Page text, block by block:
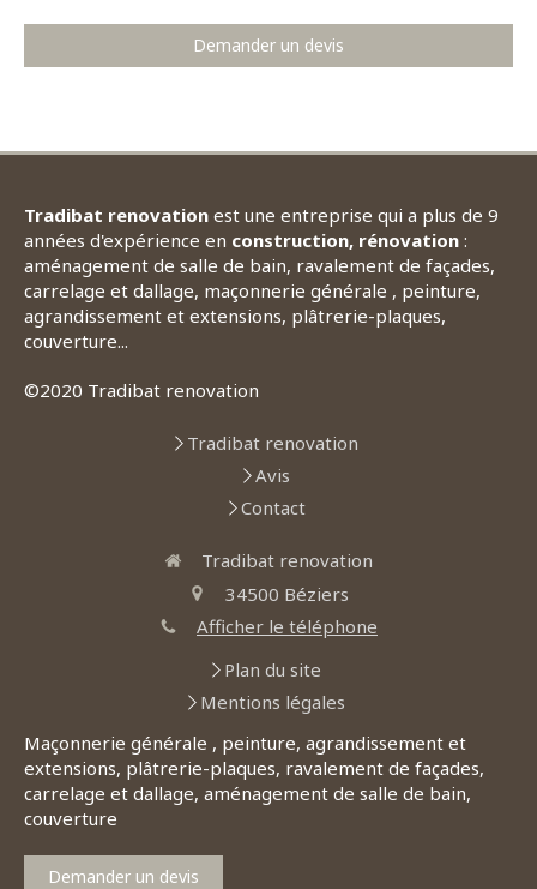
Demander un devis
Tradibat renovation est une entreprise qui a plus de 9
années d'expérience en construction, rénovation :
aménagement de salle de bain, ravalement de façades,
carrelage et dallage, maçonnerie générale , peinture,
agrandissement et extensions, plâtrerie-plaques,
couverture...
©2020 Tradibat renovation
Tradibat renovation
Avis
Contact
Tradibat renovation
34500 Béziers
Afficher le téléphone
Plan du site
Mentions légales
Maçonnerie générale , peinture, agrandissement et
extensions, plâtrerie-plaques, ravalement de façades,
carrelage et dallage, aménagement de salle de bain,
couverture
Demander un devis